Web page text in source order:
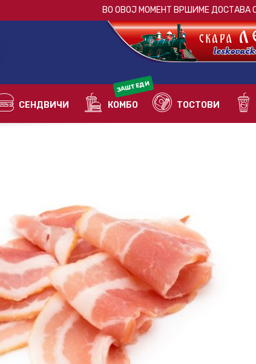
ВО ОВОЈ МОМЕНТ ВРШИМЕ ДОСТАВА
СЕНДВИЧИ КОМБО
ЗАШТЕДИ
ТОСТОВИ